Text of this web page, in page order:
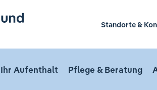
Standorte &
Ihr Aufenthalt Pflege & Beratung